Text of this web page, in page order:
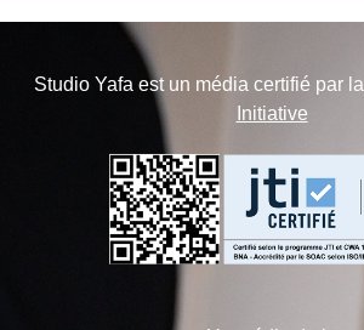
Studio Yafa est un média certifié par la
Initiative